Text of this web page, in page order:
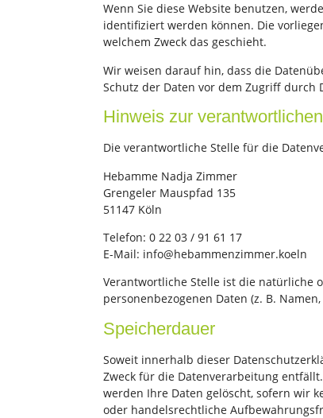
Wenn Sie diese Website benutzen,
identifiziert werden können. Die
welchem Zweck das geschieht.
Wir weisen darauf hin, dass die
Schutz der Daten vor dem Zugriff durch
Hinweis zur
Die verantwortliche Stelle für die
Hebamme Nadja Zimmer
Grengeler Mauspfad 135
51147 Köln
Telefon: 0 22 03 / 91 61 17
E-Mail: info@hebammenzimmer.koeln
Verantwortliche Stelle ist die natürliche
personenbezogenen Daten (z. B.
Speicherdauer
Soweit innerhalb dieser
Zweck für die Datenverarbeitung
werden Ihre Daten gelöscht, sofern wir
oder handelsrechtliche